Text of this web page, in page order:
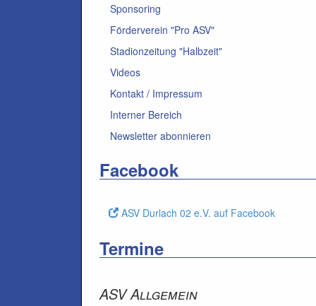
Sponsoring
Förderverein "Pro ASV"
Stadionzeitung "Halbzeit"
Videos
Kontakt / Impressum
Interner Bereich
Newsletter abonnieren
Facebook
ASV Durlach 02 e.V. auf Facebook
Termine
ASV Allgemein